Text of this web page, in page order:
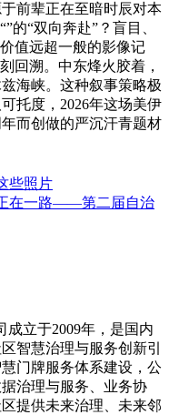
前辈正在至暗时辰对本
的“双向奔赴”？盲目、
值远超一般的影像记
回溯。中东烽火胶着，
海峡。这种叙事策略极
托度，2026年这场美伊
而创做的严沉汗青题材
些照片
在一路——第二届自治
成立于2009年，是国内
智慧治理与服务创新引
门牌服务体系建设，公
治理与服务、业务协
提供未来治理、未来邻